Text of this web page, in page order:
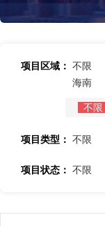
项目区域： 不限
海南
不限
项目类型： 不限
项目状态： 不限